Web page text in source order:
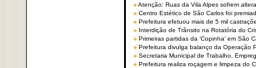
Atenção: Ruas da Vila Alpes sofrem
Centro Estético de São Carlos foi
Prefeitura efetuou mais de 5 mil
Interdição de Trânsito na Rotatória do
Primeiras partidas da ‘Copinha’ em São
Prefeitura divulga balanço da Operação
Secretaria Municipal de Trabalho,
Prefeitura realiza roçagem e limpeza do